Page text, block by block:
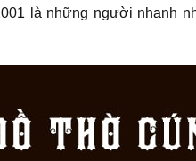
là những người nhanh